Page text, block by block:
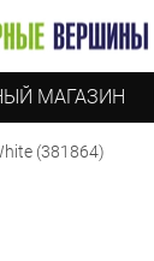
МАГАЗИН
(381864)